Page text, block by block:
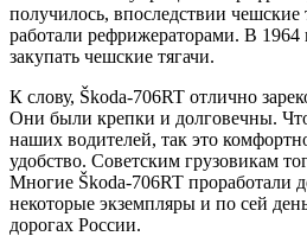
получилось, впоследствии чешские
работали рефрижераторами. В
закупать чешские тягачи.
К слову, Škoda-706RT отлично
Они были крепки и долговечны.
наших водителей, так это
удобство. Советским грузовикам
Многие Škoda-706RT проработали
некоторые экземпляры и по сей
дорогах России.